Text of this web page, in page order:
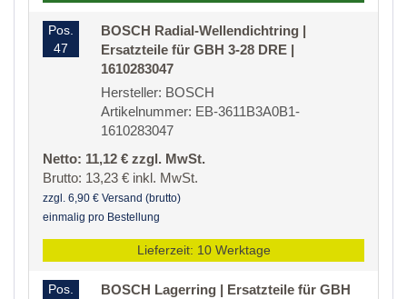
Pos.
47
BOSCH Radial-Wellendichtring |
Ersatzteile für GBH 3-28 DRE |
1610283047
Hersteller: BOSCH
Artikelnummer: EB-3611B3A0B1-
1610283047
Netto: 11,12 € zzgl. MwSt.
Brutto: 13,23 € inkl. MwSt.
zzgl. 6,90 € Versand (brutto)
einmalig pro Bestellung
Lieferzeit: 10 Werktage
Pos.
BOSCH Lagerring | Ersatzteile für GBH